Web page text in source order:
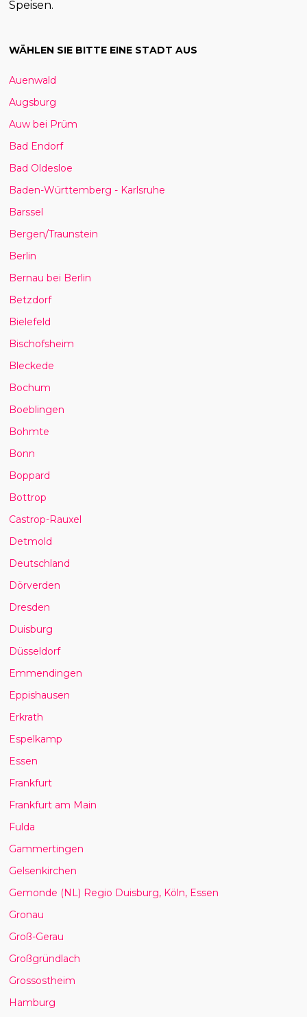
Speisen.
WÄHLEN SIE BITTE EINE STADT AUS
Auenwald
Augsburg
Auw bei Prüm
Bad Endorf
Bad Oldesloe
Baden-Württemberg - Karlsruhe
Barssel
Bergen/Traunstein
Berlin
Bernau bei Berlin
Betzdorf
Bielefeld
Bischofsheim
Bleckede
Bochum
Boeblingen
Bohmte
Bonn
Boppard
Bottrop
Castrop-Rauxel
Detmold
Deutschland
Dörverden
Dresden
Duisburg
Düsseldorf
Emmendingen
Eppishausen
Erkrath
Espelkamp
Essen
Frankfurt
Frankfurt am Main
Fulda
Gammertingen
Gelsenkirchen
Gemonde (NL) Regio Duisburg, Köln, Essen
Gronau
Groß-Gerau
Großgründlach
Grossostheim
Hamburg